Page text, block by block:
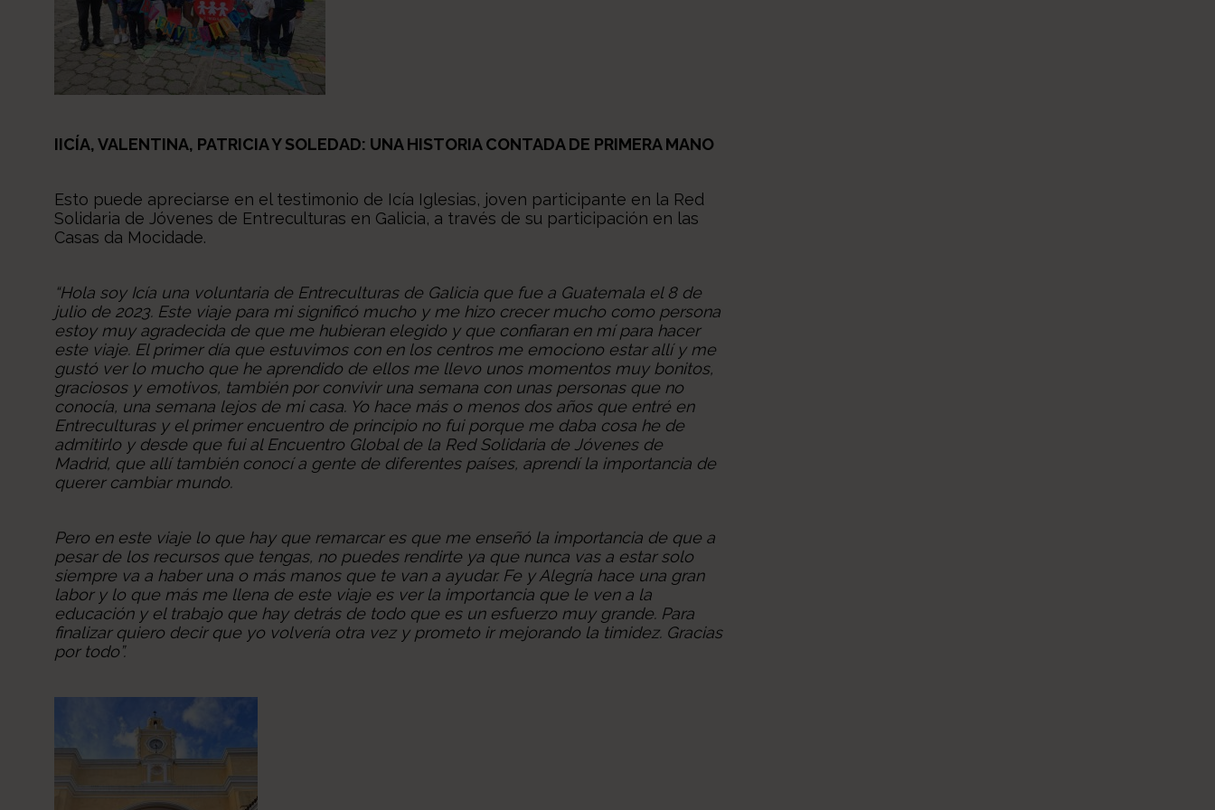
IICÍA, VALENTINA, PATRICIA Y SOLEDAD: UNA HISTORIA CONTADA DE PRIMERA MANO
Esto puede apreciarse en el testimonio de Icía Iglesias, joven participante en la Red
Solidaria de Jóvenes de Entreculturas en Galicia, a través de su participación en las
Casas da Mocidade.
“Hola soy Icía una voluntaria de Entreculturas de Galicia que fue a Guatemala el 8 de
julio de 2023. Este viaje para mi significó mucho y me hizo crecer mucho como persona
estoy muy agradecida de que me hubieran elegido y que confiaran en mí para hacer
este viaje. El primer día que estuvimos con en los centros me emociono estar allí y me
gustó ver lo mucho que he aprendido de ellos me llevo unos momentos muy bonitos,
graciosos y emotivos, también por convivir una semana con unas personas que no
conocía, una semana lejos de mi casa. Yo hace más o menos dos años que entré en
Entreculturas y el primer encuentro de principio no fui porque me daba cosa he de
admitirlo y desde que fui al Encuentro Global de la Red Solidaria de Jóvenes de
Madrid, que allí también conocí a gente de diferentes países, aprendí la importancia de
querer cambiar mundo.
Pero en este viaje lo que hay que remarcar es que me enseñó la importancia de que a
pesar de los recursos que tengas, no puedes rendirte ya que nunca vas a estar solo
siempre va a haber una o más manos que te van a ayudar. Fe y Alegría hace una gran
labor y lo que más me llena de este viaje es ver la importancia que le ven a la
educación y el trabajo que hay detrás de todo que es un esfuerzo muy grande. Para
finalizar quiero decir que yo volvería otra vez y prometo ir mejorando la timidez. Gracias
por todo”.